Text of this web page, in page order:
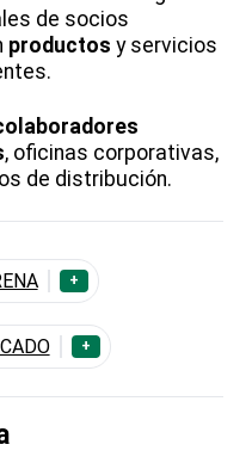
de socios
productos y servicios
, oficinas corporativas,
de distribución.
+
+